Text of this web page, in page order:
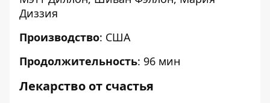
Диззия
Производство: США
Продолжительность: 96 мин
Лекарство от счастья